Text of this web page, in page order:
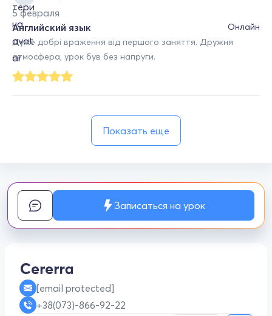
5 февраля
Онлайн
Английский язык
Дуже добрі враження від першого заняття. Дружня
атмосфера, урок був без напруги.
Показать еще
Записаться на урок
[email protected]
+38(073)-866-92-22